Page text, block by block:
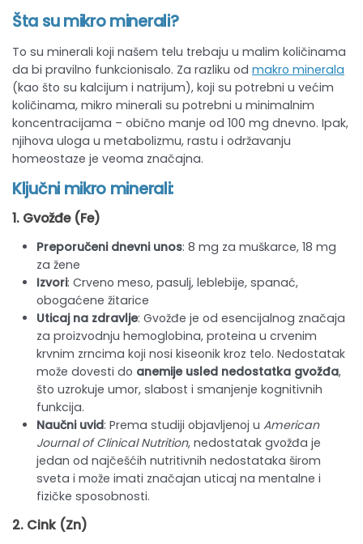
Šta su mikro minerali?
To su minerali koji našem telu trebaju u malim količinama
da bi pravilno funkcionisalo. Za razliku od makro minerala
(kao što su kalcijum i natrijum), koji su potrebni u većim
količinama, mikro minerali su potrebni u minimalnim
koncentracijama – obično manje od 100 mg dnevno. Ipak,
njihova uloga u metabolizmu, rastu i održavanju
homeostaze je veoma značajna.
Ključni mikro minerali:
1. Gvožđe(Fe)
Preporučeni dnevni unos: 8 mg za muškarce, 18 mg
za žene
Izvori: Crveno meso, pasulj, leblebije, spanać,
obogaćene žitarice
Uticaj na zdravlje: Gvožđe je od esencijalnog značaja
za proizvodnju hemoglobina, proteina u crvenim
krvnim zrncima koji nosi kiseonik kroz telo. Nedostatak
može dovesti do anemije usled nedostatka gvožđa,
što uzrokuje umor, slabost i smanjenje kognitivnih
funkcija.
Naučni uvid: Prema studiji objavljenoj u American
Journal of Clinical Nutrition, nedostatak gvožđa je
jedan od najčešćih nutritivnih nedostataka širom
sveta i može imati značajan uticaj na mentalne i
fizičke sposobnosti.
2. Cink(Zn)